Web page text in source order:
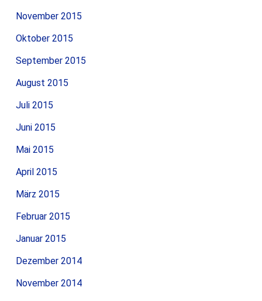
November 2015
Oktober 2015
September 2015
August 2015
Juli 2015
Juni 2015
Mai 2015
April 2015
März 2015
Februar 2015
Januar 2015
Dezember 2014
November 2014